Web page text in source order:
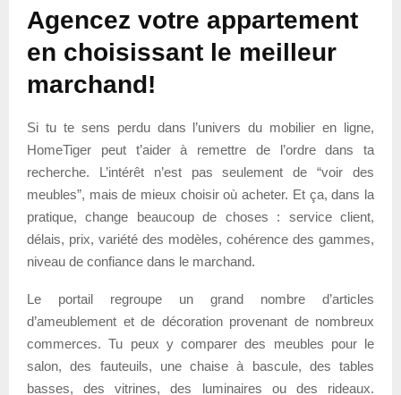
Agencez votre appartement
en choisissant le meilleur
marchand!
Si tu te sens perdu dans l’univers du mobilier en ligne,
HomeTiger peut t’aider à remettre de l’ordre dans ta
recherche. L’intérêt n’est pas seulement de “voir des
meubles”, mais de mieux choisir où acheter. Et ça, dans la
pratique, change beaucoup de choses : service client,
délais, prix, variété des modèles, cohérence des gammes,
niveau de confiance dans le marchand.
Le portail regroupe un grand nombre d’articles
d’ameublement et de décoration provenant de nombreux
commerces. Tu peux y comparer des meubles pour le
salon, des fauteuils, une chaise à bascule, des tables
basses, des vitrines, des luminaires ou des rideaux.